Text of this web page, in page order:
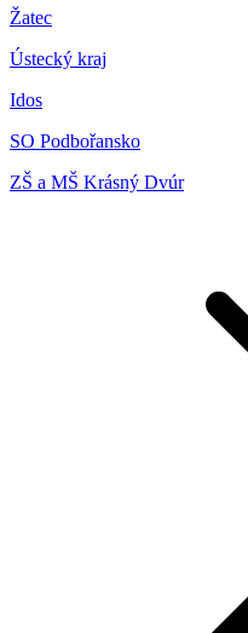
Žatec
Ústecký kraj
Idos
SO Podbořansko
ZŠ a MŠ Krásný Dvúr